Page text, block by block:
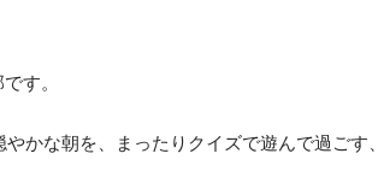
す。
かな朝を、まったりクイズで遊んで過ごす、